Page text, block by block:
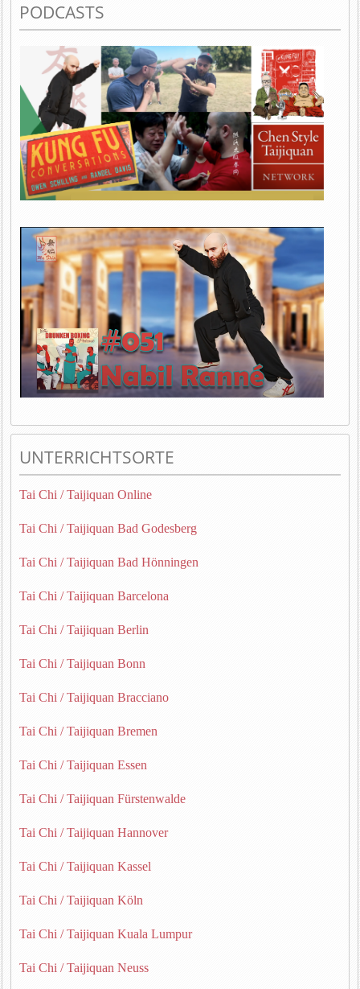
PODCASTS
UNTERRICHTSORTE
Tai Chi / Taijiquan Online
Tai Chi / Taijiquan Bad Godesberg
Tai Chi / Taijiquan Bad Hönningen
Tai Chi / Taijiquan Barcelona
Tai Chi / Taijiquan Berlin
Tai Chi / Taijiquan Bonn
Tai Chi / Taijiquan Bracciano
Tai Chi / Taijiquan Bremen
Tai Chi / Taijiquan Essen
Tai Chi / Taijiquan Fürstenwalde
Tai Chi / Taijiquan Hannover
Tai Chi / Taijiquan Kassel
Tai Chi / Taijiquan Köln
Tai Chi / Taijiquan Kuala Lumpur
Tai Chi / Taijiquan Neuss